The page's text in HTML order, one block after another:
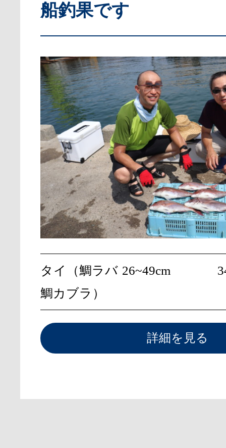
船釣果です
タイ（鯛ラバ
鯛カブラ）
26~49cm
詳細を見る